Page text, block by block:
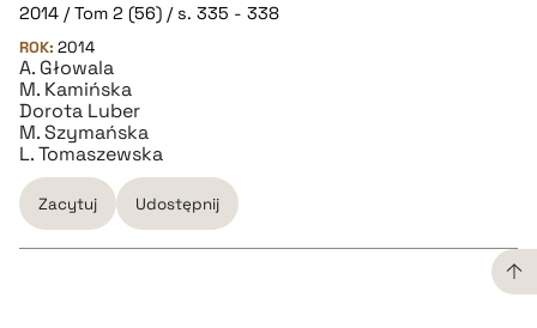
2014 / Tom 2 (56) / s. 335 - 338
ROK: 2014
A. Głowala
M. Kamińska
Dorota Luber
M. Szymańska
L. Tomaszewska
Zacytuj Udostępnij